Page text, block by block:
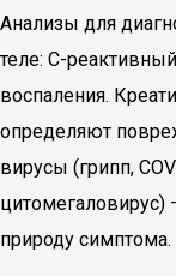
Анализы для
теле: С-
воспаления.
определяют
вирусы (грипп,
природу симптома.